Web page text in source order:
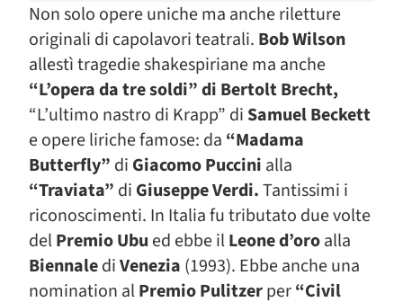
Non solo opere uniche ma anche riletture
originali di capolavori teatrali. Bob Wilson
allestì tragedie shakespiriane ma anche
“L’opera da tre soldi” di Bertolt Brecht,
“L’ultimo nastro di Krapp” di Samuel Beckett
e opere liriche famose: da “Madama
Butterfly” di Giacomo Puccini alla
“Traviata” di Giuseppe Verdi.Tantissimi i
riconoscimenti. In Italia fu tributato due volte
delPremio Ubu ed ebbe ilLeone d’oroalla
BiennalediVenezia (1993). Ebbe anche una
nomination alPremio Pulitzerper“Civil